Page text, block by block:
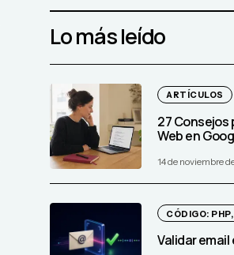
Lo más leído
ARTÍCULOS
27 Consejos
Web en
14 de noviembre
CÓDIGO:
Validar email